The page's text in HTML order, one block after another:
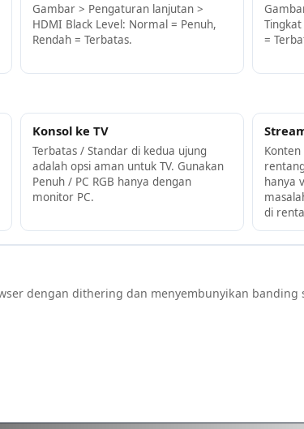
Gambar > Pengaturan lanjutan >
HDMI Black Level: Normal = Penuh,
Rendah = Terbatas.
=
Konsol ke TV
Terbatas / Standar di kedua ujung
adalah opsi aman untuk TV. Gunakan
Penuh / PC RGB hanya dengan
monitor PC.
hanya
di
dengan dithering dan menyembunyikan